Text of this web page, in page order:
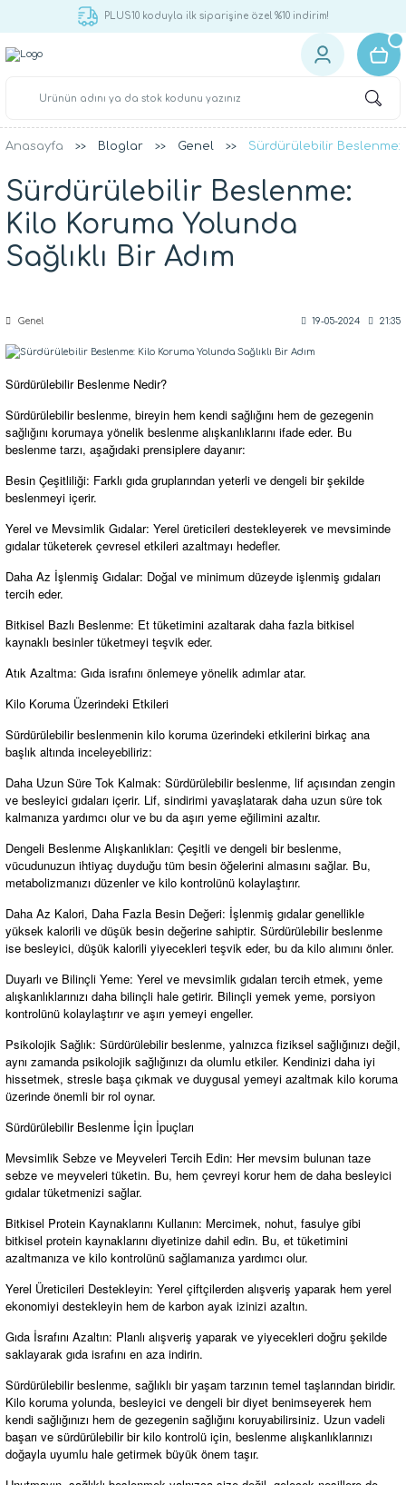
PLUS10 koduyla ilk siparişine özel %10 indirim!
Anasayfa Bloglar Genel Sürdürülebilir Beslenme:
Sürdürülebilir Beslenme:
Kilo Koruma Yolunda
Sağlıklı Bir Adım
Genel 19-05-2024 21:35
Sürdürülebilir Beslenme Nedir?
Sürdürülebilir beslenme, bireyin hem kendi sağlığını hem de gezegenin
sağlığını korumaya yönelik beslenme alışkanlıklarını ifade eder. Bu
beslenme tarzı, aşağıdaki prensiplere dayanır:
Besin Çeşitliliği: Farklı gıda gruplarından yeterli ve dengeli bir şekilde
beslenmeyi içerir.
Yerel ve Mevsimlik Gıdalar: Yerel üreticileri destekleyerek ve mevsiminde
gıdalar tüketerek çevresel etkileri azaltmayı hedefler.
Daha Az İşlenmiş Gıdalar: Doğal ve minimum düzeyde işlenmiş gıdaları
tercih eder.
Bitkisel Bazlı Beslenme: Et tüketimini azaltarak daha fazla bitkisel
kaynaklı besinler tüketmeyi teşvik eder.
Atık Azaltma: Gıda israfını önlemeye yönelik adımlar atar.
Kilo Koruma Üzerindeki Etkileri
Sürdürülebilir beslenmenin kilo koruma üzerindeki etkilerini birkaç ana
başlık altında inceleyebiliriz:
Daha Uzun Süre Tok Kalmak: Sürdürülebilir beslenme, lif açısından zengin
ve besleyici gıdaları içerir. Lif, sindirimi yavaşlatarak daha uzun süre tok
kalmanıza yardımcı olur ve bu da aşırı yeme eğilimini azaltır.
Dengeli Beslenme Alışkanlıkları: Çeşitli ve dengeli bir beslenme,
vücudunuzun ihtiyaç duyduğu tüm besin öğelerini almasını sağlar. Bu,
metabolizmanızı düzenler ve kilo kontrolünü kolaylaştırır.
Daha Az Kalori, Daha Fazla Besin Değeri: İşlenmiş gıdalar genellikle
yüksek kalorili ve düşük besin değerine sahiptir. Sürdürülebilir beslenme
ise besleyici, düşük kalorili yiyecekleri teşvik eder, bu da kilo alımını önler.
Duyarlı ve Bilinçli Yeme: Yerel ve mevsimlik gıdaları tercih etmek, yeme
alışkanlıklarınızı daha bilinçli hale getirir. Bilinçli yemek yeme, porsiyon
kontrolünü kolaylaştırır ve aşırı yemeyi engeller.
Psikolojik Sağlık: Sürdürülebilir beslenme, yalnızca fiziksel sağlığınızı değil,
aynı zamanda psikolojik sağlığınızı da olumlu etkiler. Kendinizi daha iyi
hissetmek, stresle başa çıkmak ve duygusal yemeyi azaltmak kilo koruma
üzerinde önemli bir rol oynar.
Sürdürülebilir Beslenme İçin İpuçları
Mevsimlik Sebze ve Meyveleri Tercih Edin: Her mevsim bulunan taze
sebze ve meyveleri tüketin. Bu, hem çevreyi korur hem de daha besleyici
gıdalar tüketmenizi sağlar.
Bitkisel Protein Kaynaklarını Kullanın: Mercimek, nohut, fasulye gibi
bitkisel protein kaynaklarını diyetinize dahil edin. Bu, et tüketimini
azaltmanıza ve kilo kontrolünü sağlamanıza yardımcı olur.
Yerel Üreticileri Destekleyin: Yerel çiftçilerden alışveriş yaparak hem yerel
ekonomiyi destekleyin hem de karbon ayak izinizi azaltın.
Gıda İsrafını Azaltın: Planlı alışveriş yaparak ve yiyecekleri doğru şekilde
saklayarak gıda israfını en aza indirin.
Sürdürülebilir beslenme, sağlıklı bir yaşam tarzının temel taşlarından biridir.
Kilo koruma yolunda, besleyici ve dengeli bir diyet benimseyerek hem
kendi sağlığınızı hem de gezegenin sağlığını koruyabilirsiniz. Uzun vadeli
başarı ve sürdürülebilir bir kilo kontrolü için, beslenme alışkanlıklarınızı
doğayla uyumlu hale getirmek büyük önem taşır.